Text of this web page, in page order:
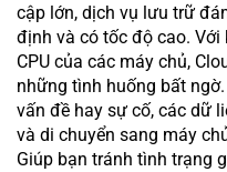
cập lớn, dịch vụ lưu trữ
định và có tốc độ cao.
CPU của các máy chủ,
những tình huống bất
vấn đề hay sự cố, các dữ
và di chuyển sang máy
Giúp bạn tránh tình trạng